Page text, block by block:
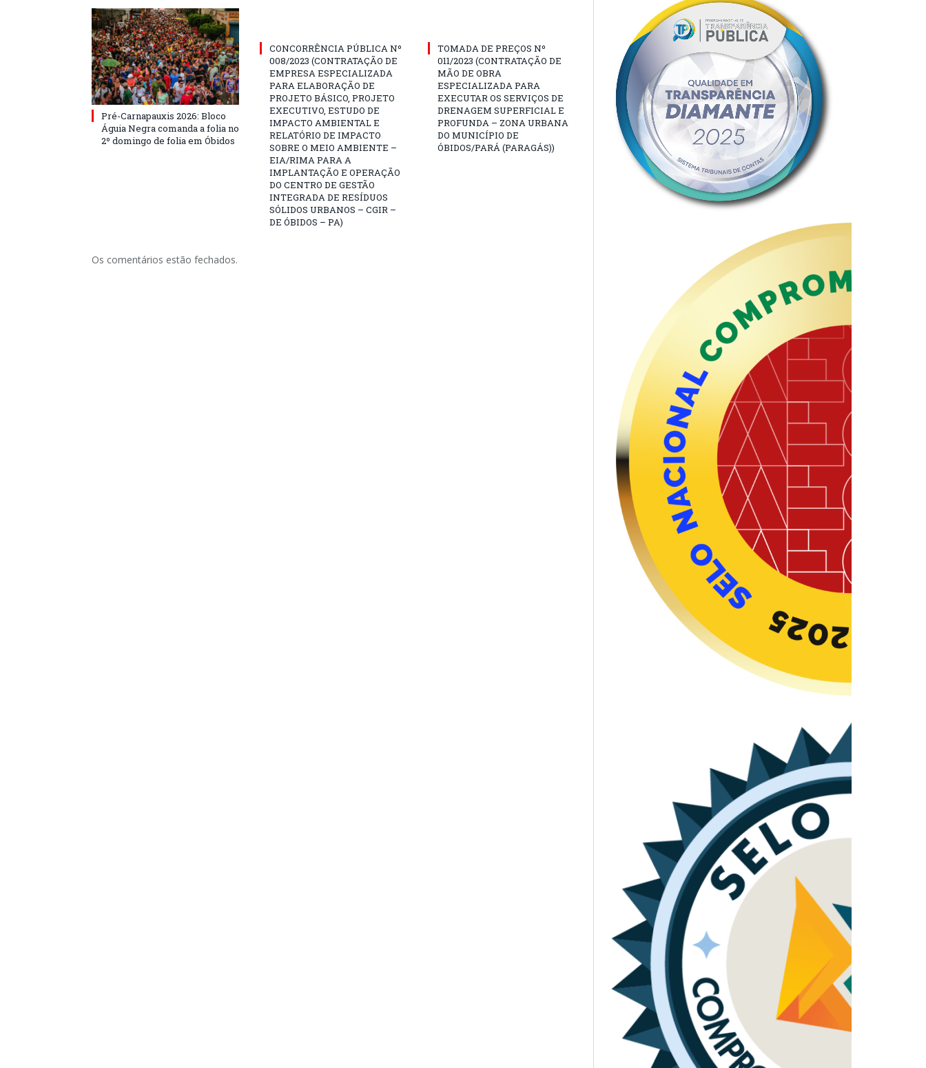
Pré-Carnapauxis 2026: Bloco
Águia Negra comanda a folia no
2º domingo de folia em Óbidos
CONCORRÊNCIA PÚBLICA Nº
008/2023 (CONTRATAÇÃO DE
EMPRESA ESPECIALIZADA
PARA ELABORAÇÃO DE
PROJETO BÁSICO, PROJETO
EXECUTIVO, ESTUDO DE
IMPACTO AMBIENTAL E
RELATÓRIO DE IMPACTO
SOBRE O MEIO AMBIENTE –
EIA/RIMA PARA A
IMPLANTAÇÃO E OPERAÇÃO
DO CENTRO DE GESTÃO
INTEGRADA DE RESÍDUOS
SÓLIDOS URBANOS – CGIR –
DE ÓBIDOS – PA)
TOMADA DE PREÇOS Nº
011/2023 (CONTRATAÇÃO DE
MÃO DE OBRA
ESPECIALIZADA PARA
EXECUTAR OS SERVIÇOS DE
DRENAGEM SUPERFICIAL E
PROFUNDA – ZONA URBANA
DO MUNICÍPIO DE
ÓBIDOS/PARÁ (PARAGÁS))
Os comentários estão fechados.